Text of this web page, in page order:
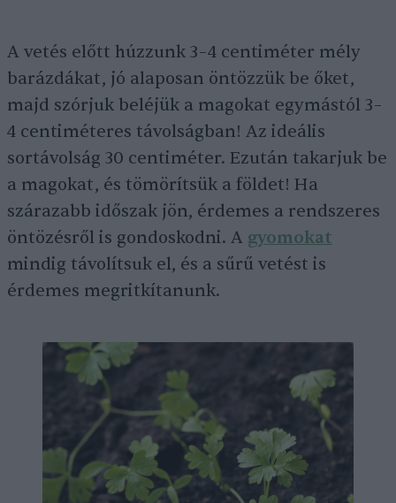
A vetés előtt húzzunk 3–4 centiméter mély
barázdákat, jó alaposan öntözzük be őket,
majd szórjuk beléjük a magokat egymástól 3–
4 centiméteres távolságban! Az ideális
sortávolság 30 centiméter. Ezután takarjuk be
a magokat, és tömörítsük a földet! Ha
szárazabb időszak jön, érdemes a rendszeres
öntözésről is gondoskodni. A gyomokat
mindig távolítsuk el, és a sűrű vetést is
érdemes megritkítanunk.